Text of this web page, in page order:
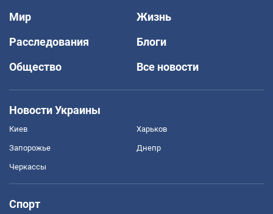
Мир
Жизнь
Расследования
Блоги
Общество
Все новости
Новости Украины
Киев Харьков
Запорожье Днепр
Черкассы
Спорт